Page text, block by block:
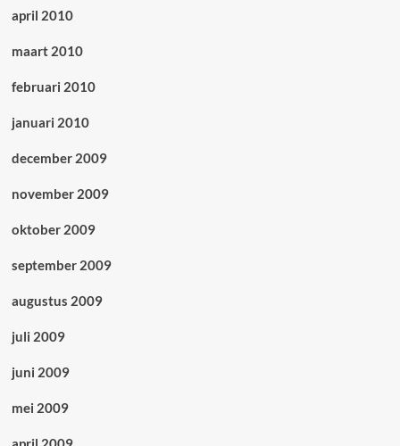
april 2010
maart 2010
februari 2010
januari 2010
december 2009
november 2009
oktober 2009
september 2009
augustus 2009
juli 2009
juni 2009
mei 2009